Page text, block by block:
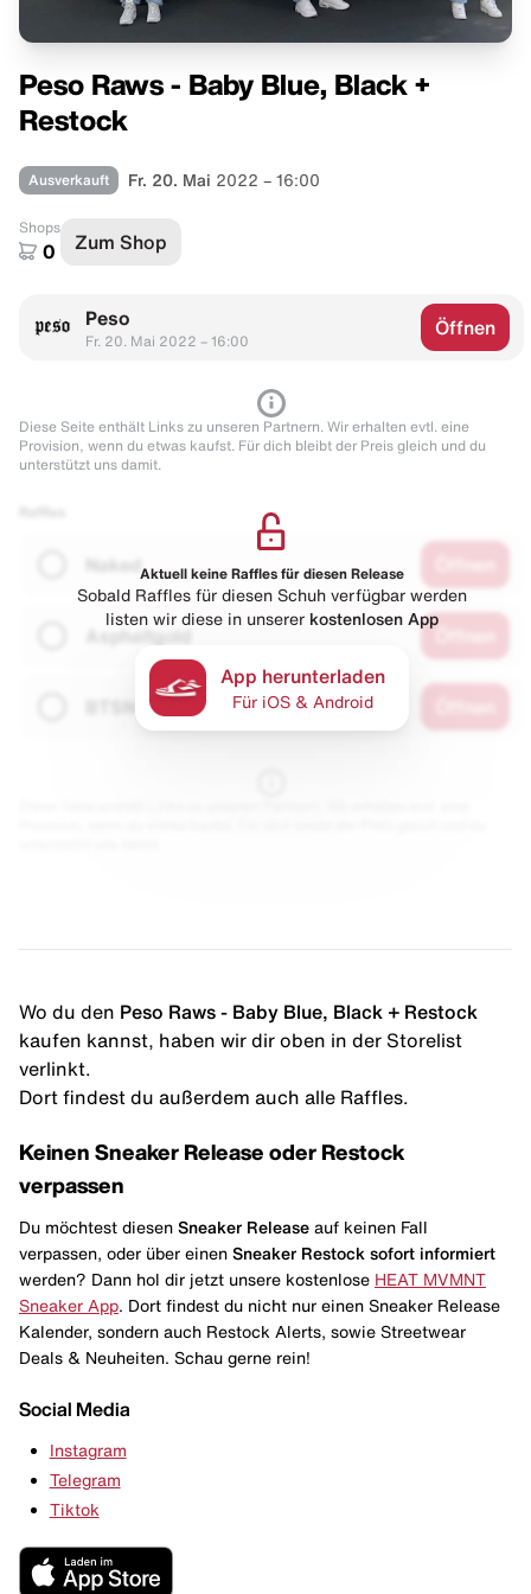
Peso Raws - Baby Blue, Black +
Restock
Ausverkauft Fr. 20. Mai 2022 – 16:00
Shops
0 Zum Shop
Peso
Fr. 20. Mai 2022 – 16:00
Öffnen
Diese Seite enthält Links zu unseren Partnern. Wir erhalten evtl. eine
Provision, wenn du etwas kaufst. Für dich bleibt der Preis gleich und du
unterstützt uns damit.
Naked
Asphaltgold
Aktuell keine Raffles für diesen Release
Sobald Raffles für diesen Schuh verfügbar werden
listen wir diese in unserer kostenlosen App
App herunterladen
Für iOS & Android
Wo du den Peso Raws - Baby Blue, Black + Restock
kaufen kannst, haben wir dir oben in der Storelist
verlinkt.
Dort findest du außerdem auch alle Raffles.
Keinen Sneaker Release oder Restock
verpassen
Du möchtest diesen Sneaker Release auf keinen Fall
verpassen, oder über einen Sneaker Restock sofort informiert
werden? Dann hol dir jetzt unsere kostenlose HEAT MVMNT
Sneaker App . Dort findest du nicht nur einen Sneaker Release
Kalender, sondern auch Restock Alerts, sowie Streetwear
Deals & Neuheiten. Schau gerne rein!
Social Media
Instagram
Telegram
Tiktok